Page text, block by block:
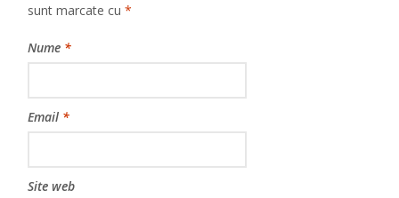
sunt marcate cu*
Nume *
Email *
Site web